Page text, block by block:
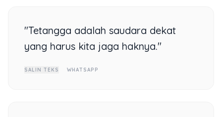
"Tetangga adalah saudara dekat
yang harus kita jaga haknya."
SALIN TEKS WHATSAPP